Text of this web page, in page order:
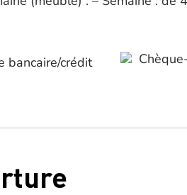
bancaire/crédit